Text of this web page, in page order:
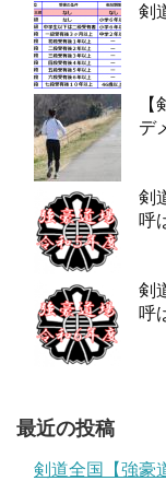
剣
デ
剣
呼
剣
呼
最近の投稿
剣道全国【強豪